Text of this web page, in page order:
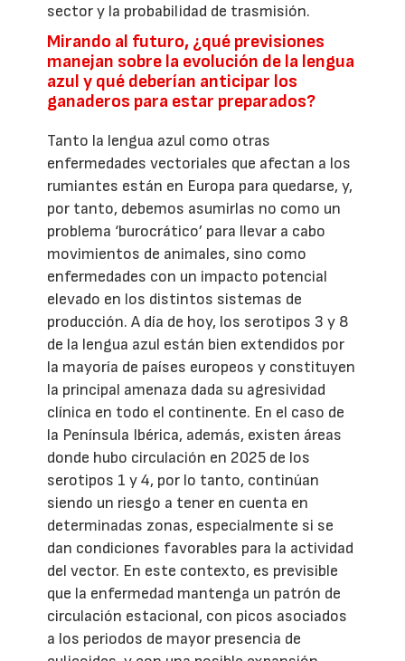
sector y la probabilidad de trasmisión.
Mirando al futuro, ¿qué previsiones
manejan sobre la evolución de la lengua
azul y qué deberían anticipar los
ganaderos para estar preparados?
Tanto la lengua azul como otras
enfermedades vectoriales que afectan a los
rumiantes están en Europa para quedarse, y,
por tanto, debemos asumirlas no como un
problema ‘burocrático’ para llevar a cabo
movimientos de animales, sino como
enfermedades con un impacto potencial
elevado en los distintos sistemas de
producción. A día de hoy, los serotipos 3 y 8
de la lengua azul están bien extendidos por
la mayoría de países europeos y constituyen
la principal amenaza dada su agresividad
clínica en todo el continente. En el caso de
la Península Ibérica, además, existen áreas
donde hubo circulación en 2025 de los
serotipos 1 y 4, por lo tanto, continúan
siendo un riesgo a tener en cuenta en
determinadas zonas, especialmente si se
dan condiciones favorables para la actividad
del vector. En este contexto, es previsible
que la enfermedad mantenga un patrón de
circulación estacional, con picos asociados
a los periodos de mayor presencia de